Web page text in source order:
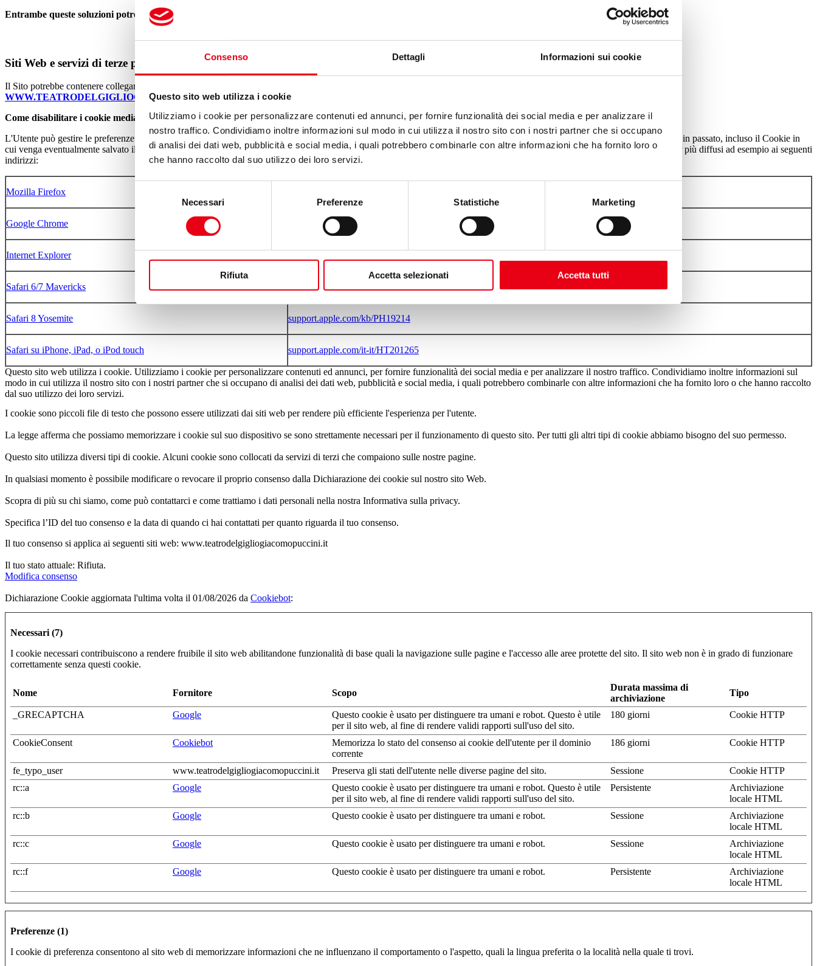
Consenso Dettagli Informazioni sui cookie
Questo sito web utilizza i cookie
Utilizziamo i cookie per personalizzare contenuti ed annunci, per fornire funzionalità dei social media e per analizzare il
nostro traffico. Condividiamo inoltre informazioni sul modo in cui utilizza il nostro sito con i nostri partner che si occupano
di analisi dei dati web, pubblicità e social media, i quali potrebbero combinarle con altre informazioni che ha fornito loro o
che hanno raccolto dal suo utilizzo dei loro servizi.
Necessari Preferenze Statistiche Marketing
Rifiuta Accetta selezionati Accetta tutti
Entrambe queste soluzioni potrebbero impedire all’utente di utilizzare o visualizzare parti del Sito.
Siti Web e servizi di terze parti
Il Sito potrebbe contenere collegamenti ad altri siti Web che dispongono di una propria informativa sulla privacy che può essere diverse da quella adottata da
WWW.TEATRODELGIGLIOGIACOMOPUCCINI.IT e che quindi non risponde di questi siti.
Come disabilitare i cookie mediante configurazione del browser.
L'Utente può gestire le preferenze relative ai Cookie direttamente all'interno del proprio browser. Tramite le preferenze del browser è inoltre possibile eliminare i Cookie installati in passato, incluso il Cookie in
cui venga eventualmente salvato il consenso all'installazione di Cookie da parte di questo sito. L'Utente può trovare informazioni su come gestire i Cookie con alcuni dei browser più diffusi ad esempio ai seguenti
indirizzi:
Mozilla Firefox
Google Chrome support.google.com/chrome/answer/95647
Internet Explorer
Safari 6/7 Mavericks support.apple.com/kb/PH17191
Safari 8 Yosemite support.apple.com/kb/PH19214
Safari su iPhone, iPad, o iPod touch support.apple.com/it-it/HT201265
Questo sito web utilizza i cookie. Utilizziamo i cookie per personalizzare contenuti ed annunci, per fornire funzionalità dei social media e per analizzare il nostro traffico. Condividiamo inoltre informazioni sul
modo in cui utilizza il nostro sito con i nostri partner che si occupano di analisi dei dati web, pubblicità e social media, i quali potrebbero combinarle con altre informazioni che ha fornito loro o che hanno raccolto
dal suo utilizzo dei loro servizi.
I cookie sono piccoli file di testo che possono essere utilizzati dai siti web per rendere più efficiente l'esperienza per l'utente.
La legge afferma che possiamo memorizzare i cookie sul suo dispositivo se sono strettamente necessari per il funzionamento di questo sito. Per tutti gli altri tipi di cookie abbiamo bisogno del suo permesso.
Questo sito utilizza diversi tipi di cookie. Alcuni cookie sono collocati da servizi di terzi che compaiono sulle nostre pagine.
In qualsiasi momento è possibile modificare o revocare il proprio consenso dalla Dichiarazione dei cookie sul nostro sito Web.
Scopra di più su chi siamo, come può contattarci e come trattiamo i dati personali nella nostra Informativa sulla privacy.
Specifica l’ID del tuo consenso e la data di quando ci hai contattati per quanto riguarda il tuo consenso.
Il tuo consenso si applica ai seguenti siti web: www.teatrodelgigliogiacomopuccini.it
Il tuo stato attuale: Rifiuta.
Modifica consenso
Dichiarazione Cookie aggiornata l'ultima volta il 01/08/2026 da Cookiebot:
Necessari (7)
I cookie necessari contribuiscono a rendere fruibile il sito web abilitandone funzionalità di base quali la navigazione sulle pagine e l'accesso alle aree protette del sito. Il sito web non è in grado di funzionare
correttamente senza questi cookie.
Nome Fornitore Scopo
Durata massima di
archiviazione
Tipo
_GRECAPTCHA Google
Questo cookie è usato per distinguere tra umani e robot. Questo è utile
per il sito web, al fine di rendere validi rapporti sull'uso del sito.
180 giorni Cookie HTTP
CookieConsent Cookiebot
Memorizza lo stato del consenso ai cookie dell'utente per il dominio
corrente
186 giorni Cookie HTTP
fe_typo_user www.teatrodelgigliogiacomopuccini.it Preserva gli stati dell'utente nelle diverse pagine del sito. Sessione
Cookie HTTP
rc::a
Google
Questo cookie è usato per distinguere tra umani e robot. Questo è utile
per il sito web, al fine di rendere validi rapporti sull'uso del sito.
Persistente
Archiviazione
locale HTML
rc::b
Google Questo cookie è usato per distinguere tra umani e robot. Sessione
Archiviazione
locale HTML
rc::c
Google Questo cookie è usato per distinguere tra umani e robot. Sessione
Archiviazione
locale HTML
rc::f
Google Questo cookie è usato per distinguere tra umani e robot. Persistente
Archiviazione
locale HTML
Preferenze (1)
I cookie di preferenza consentono al sito web di memorizzare informazioni che ne influenzano il comportamento o l'aspetto, quali la lingua preferita o la località nella quale ti trovi.